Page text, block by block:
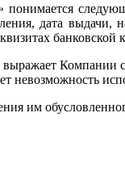
дата выдачи,
банковской
Компании
невозможность
им